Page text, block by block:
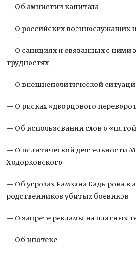
— Об амнистии капитала
— О российских военнослужащих
— О санкциях и связанных с ними
трудностях
— О внешнеполитической
— О рисках «дворцового
— Об использовании слов о
— О политической деятельности
Ходорковского
— Об угрозах Рамзана Кадырова в
родственников убитых боевиков
— О запрете рекламы на платных
— Об ипотеке